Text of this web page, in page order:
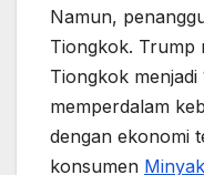
Namun,
Tiongkok. Trump
Tiongkok menjadi
memperdalam
dengan ekonomi
konsumen Minyak